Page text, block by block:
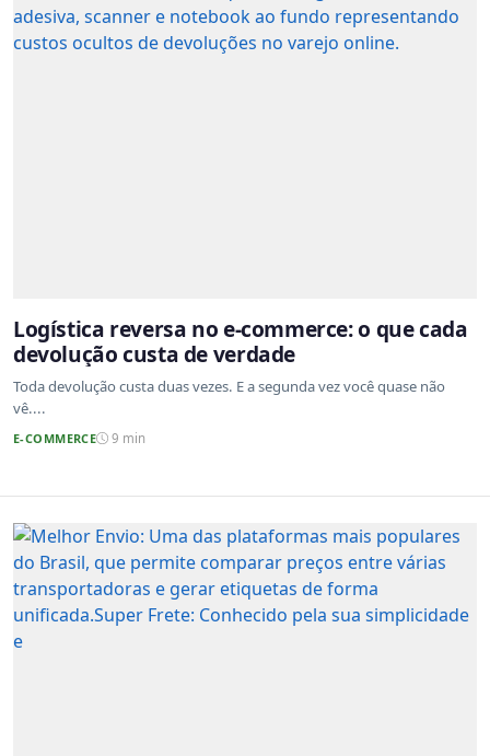
Logística reversa no e-commerce: o que cada
devolução custa de verdade
Toda devolução custa duas vezes. E a segunda vez você quase não
vê....
E-COMMERCE 9 min